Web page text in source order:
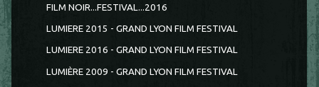
FILM NOIR...FESTIVAL...2016
LUMIERE 2015 - GRAND LYON FILM FESTIVAL
LUMIERE 2016 - GRAND LYON FILM FESTIVAL
LUMIÈRE 2009 - GRAND LYON FILM FESTIVAL